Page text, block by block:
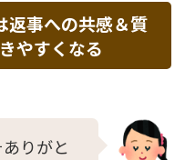
返事への共感＆質
やすくなる
りがと